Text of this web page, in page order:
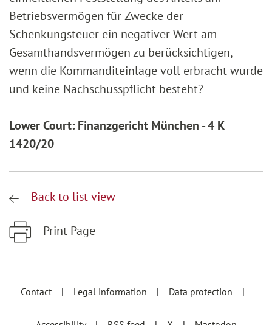
Betriebsvermögen für Zwecke der
Schenkungsteuer ein negativer Wert am
Gesamthandsvermögen zu berücksichtigen,
wenn die Kommanditeinlage voll erbracht wurde
und keine Nachschusspflicht besteht?
Lower Court: Finanzgericht München - 4 K
1420/20
Back to list view
Print Page
Contact
Legal information Data protection